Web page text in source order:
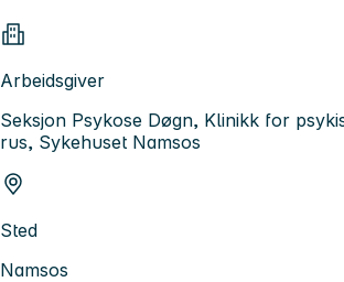
Arbeidsgiver
Seksjon Psykose Døgn, Klinikk for
rus, Sykehuset Namsos
Sted
Namsos